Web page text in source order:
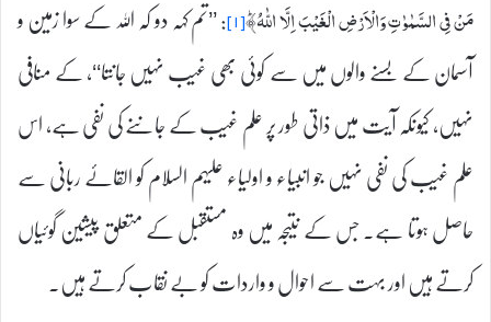
مَنْ فِى السَّمٰوٰتِ وَالْاَرْضِ الْغَيْبَ اِلَّا اللّٰهُ‌ؕ﴾[۱] : ’’تم کہہ دو کہ اللہ کے سوا زمین و
آسمان کے بسنے والوں میں سے کوئی بھی غیب نہیں جانتا‘‘، کے منافی
نہیں، کیونکہ آیت میں ذاتی طور پر علم غیب کے جاننے کی نفی ہے، اس
علم غیب کی نفی نہیں جو انبیاء و اولیاء علیہم السلام کو القائے ربانی سے
حاصل ہوتا ہے۔ جس کے نتیجہ میں وہ مستقبل کے متعلق پیشین گوئیاں
کرتے ہیں اور بہت سے احوال و واردات کو بے نقاب کرتے ہیں۔